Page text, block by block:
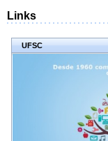
Links
UFSC